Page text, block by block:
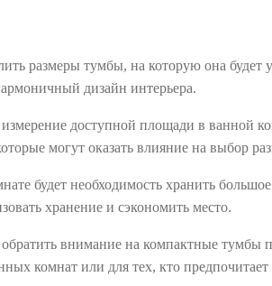
размеры тумбы, на которую она будет
дизайн интерьера.
доступной площади в ванной
могут оказать влияние на выбор
будет необходимость хранить
хранение и сэкономить место.
внимание на компактные тумбы
комнат или для тех, кто предпочитает